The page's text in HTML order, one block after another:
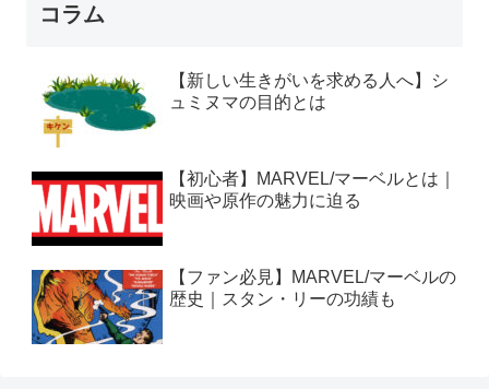
コラム
【新しい生きがいを求める人へ】シ
ュミヌマの目的とは
【初心者】MARVEL/マーベルとは｜
映画や原作の魅力に迫る
【ファン必見】MARVEL/マーベルの
歴史｜スタン・リーの功績も